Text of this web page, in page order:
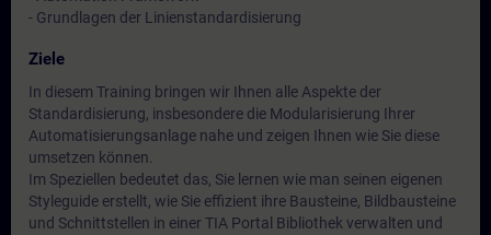
- Grundlagen der Linienstandardisierung
Ziele
In diesem Training bringen wir Ihnen alle Aspekte der
Standardisierung, insbesondere die Modularisierung Ihrer
Automatisierungsanlage nahe und zeigen Ihnen wie Sie diese
umsetzen können.
Im Speziellen bedeutet das, Sie lernen wie man seinen eigenen
Styleguide erstellt, wie Sie effizient ihre Bausteine, Bildbausteine
und Schnittstellen in einer TIA Portal Bibliothek verwalten und